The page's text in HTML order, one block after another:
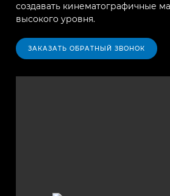
создавать кинематографичные
высокого уровня.
ЗАКАЗАТЬ ОБРАТНЫЙ ЗВОНОК